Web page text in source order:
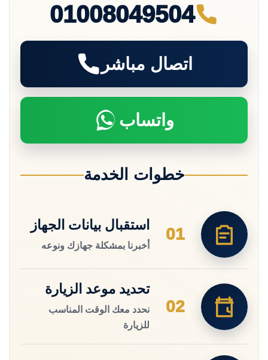
01008049504
اتصال مباشر
واتساب
خطوات الخدمة
01
استقبال بيانات الجهاز
أخبرنا بمشكلة جهازك ونوعه
02
تحديد موعد الزيارة
نحدد معك الوقت المناسب
للزيارة